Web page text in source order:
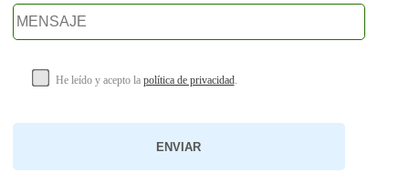
He leído y acepto la política de privacidad.